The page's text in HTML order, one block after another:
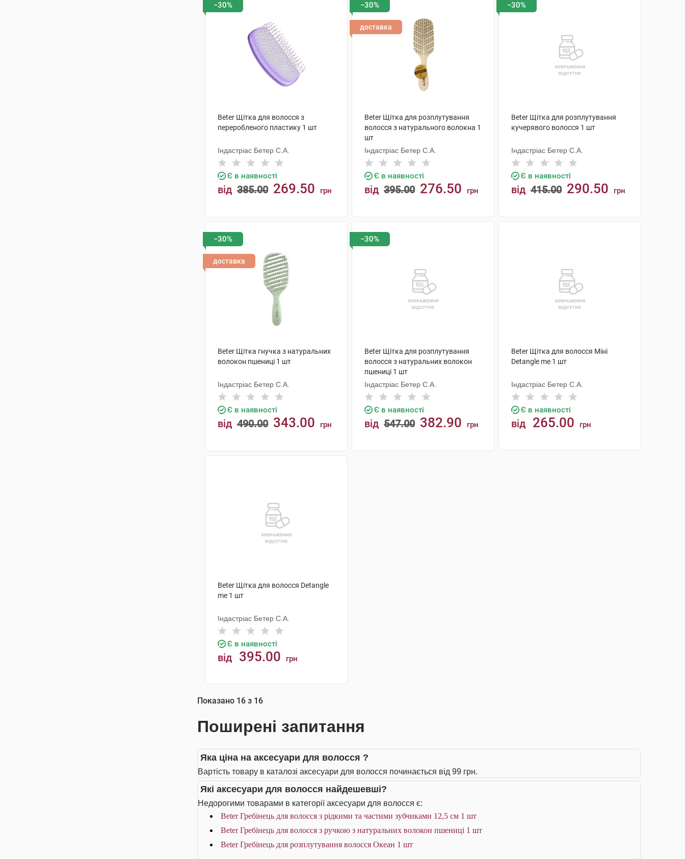
−30%
Beter Щітка для волосся з
переробленого пластику 1 шт
Індастріас Бетер С.А.
Є в наявності
від 385.00 269.50 грн
−30%
доставка
Beter Щітка для розплутування
волосся з натурального волокна 1
шт
Індастріас Бетер С.А.
Є в наявності
від 395.00 276.50 грн
−30%
Beter Щітка для розплутування
кучерявого волосся 1 шт
Індастріас Бетер С.А.
Є в наявності
від 415.00 290.50 грн
−30%
доставка
Beter Щітка гнучка з натуральних
волокон пшениці 1 шт
Індастріас Бетер С.А.
Є в наявності
від 490.00 343.00 грн
−30%
Beter Щітка для розплутування
волосся з натуральних волокон
пшениці 1 шт
Індастріас Бетер С.А.
Є в наявності
від 547.00 382.90 грн
Beter Щітка для волосся Міні
Detangle me 1 шт
Індастріас Бетер С.А.
Є в наявності
від 265.00 грн
Beter Щітка для волосся Detangle
me 1 шт
Індастріас Бетер С.А.
Є в наявності
від 395.00 грн
Показано 16 з 16
Поширені запитання
Яка ціна на аксесуари для волосся ?
Вартість товару в каталозі аксесуари для волосся починається від 99 грн.
Які аксесуари для волосся найдешевші?
Недорогими товарами в категорії аксесуари для волосся є:
Beter Гребінець для волосся з рідкими та частими зубчиками 12,5 см 1 шт
Beter Гребінець для волосся з ручкою з натуральних волокон пшениці 1 шт
Beter Гребінець для розплутування волосся Океан 1 шт